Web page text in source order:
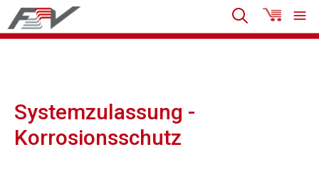
Systemzulassung -
Korrosionsschutz